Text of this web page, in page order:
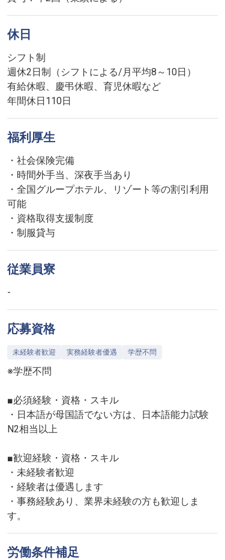
休日
シフト制
週休2日制（シフトによる/月平均8～10日）
有給休暇、慶弔休暇、育児休暇など
年間休日110日
福利厚生
・社会保険完備
・時間外手当、深夜手当あり
・全国グループホテル、リゾート等の割引利用
可能
・資格取得支援制度
・制服貸与
従業員寮
-
応募資格
未経験者歓迎 実務経験者優遇 学歴不問
※学歴不問
■必須経験・資格・スキル
・日本語が母国語でない方は、日本語能力試験
N2相当以上
■歓迎経験・資格・スキル
・未経験者歓迎
・経験者は優遇します
・事務経験あり、業界未経験の方も歓迎しま
す。
労働条件補足